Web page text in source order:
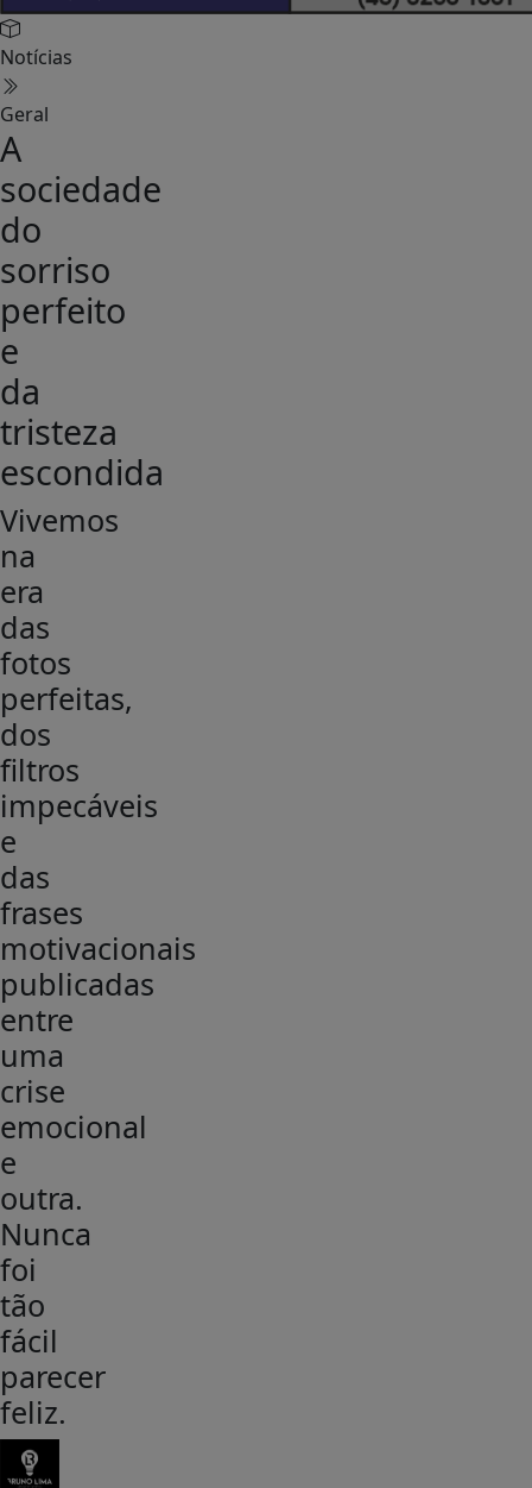
Notícias
Geral
A
sociedade
do
sorriso
perfeito
e
da
tristeza
escondida
Vivemos
na
era
das
fotos
perfeitas,
dos
filtros
impecáveis
e
das
frases
motivacionais
publicadas
entre
uma
crise
emocional
e
outra.
Nunca
foi
tão
fácil
parecer
feliz.